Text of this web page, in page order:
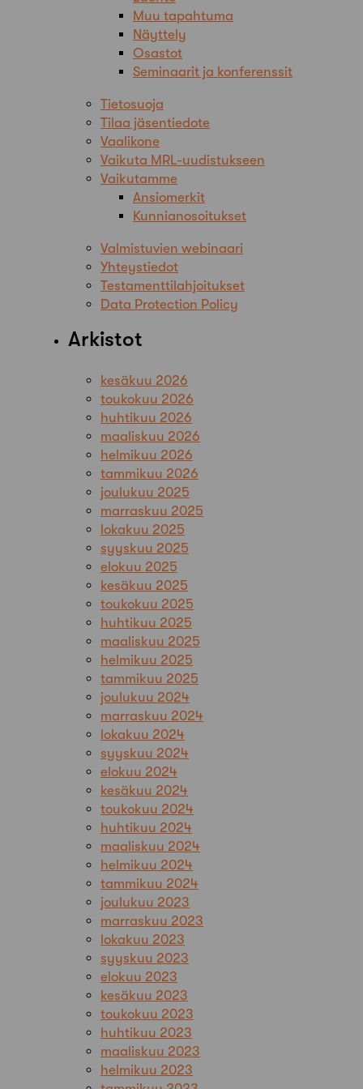
Muu tapahtuma
Näyttely
Osastot
Seminaarit ja konferenssit
Tietosuoja
Tilaa jäsentiedote
Vaalikone
Vaikuta MRL-uudistukseen
Vaikutamme
Ansiomerkit
Kunnianosoitukset
Valmistuvien webinaari
Yhteystiedot
Testamenttilahjoitukset
Data Protection Policy
Arkistot
kesäkuu 2026
toukokuu 2026
huhtikuu 2026
maaliskuu 2026
helmikuu 2026
tammikuu 2026
joulukuu 2025
marraskuu 2025
lokakuu 2025
syyskuu 2025
elokuu 2025
kesäkuu 2025
toukokuu 2025
huhtikuu 2025
maaliskuu 2025
helmikuu 2025
tammikuu 2025
joulukuu 2024
marraskuu 2024
lokakuu 2024
syyskuu 2024
elokuu 2024
kesäkuu 2024
toukokuu 2024
huhtikuu 2024
maaliskuu 2024
helmikuu 2024
tammikuu 2024
joulukuu 2023
marraskuu 2023
lokakuu 2023
syyskuu 2023
elokuu 2023
kesäkuu 2023
toukokuu 2023
huhtikuu 2023
maaliskuu 2023
helmikuu 2023